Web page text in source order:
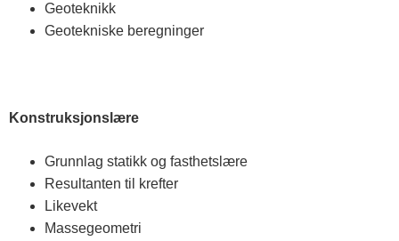
Geoteknikk
Geotekniske beregninger
Konstruksjonslære
Grunnlag statikk og fasthetslære
Resultanten til krefter
Likevekt
Massegeometri